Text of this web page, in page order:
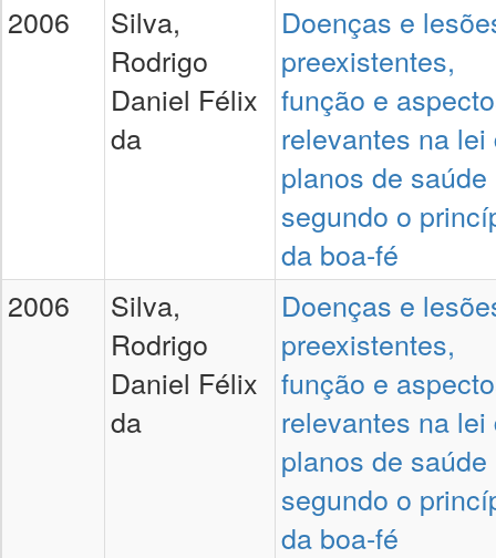
2006
Silva,
Rodrigo
Daniel Félix
da
Doenças e
preexistentes,
função e
relevantes na lei
planos de saúde
segundo o
da boa-fé
2006
Silva,
Rodrigo
Daniel Félix
da
Doenças e
preexistentes,
função e
relevantes na lei
planos de saúde
segundo o
da boa-fé